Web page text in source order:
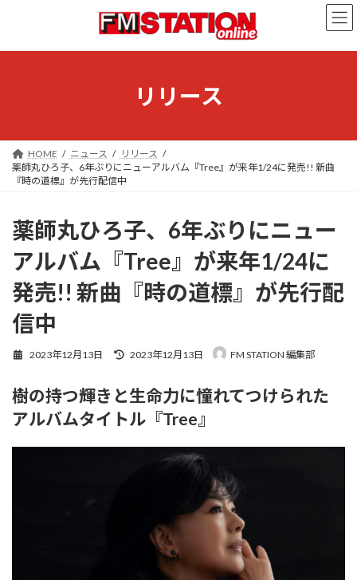
ン
ー
リリース
HOME ニュース
リリース
薬師丸ひろ子、6年ぶりにニューアルバム『Tree』が来年1/24に発売!! 新曲
『時の道標』が先行配信中
薬師丸ひろ子、6年ぶりにニュー
アルバム『Tree』が来年1/24に
発売!! 新曲『時の道標』が先行配
信中
2023年12月13日
最
新
時
2023年12月13日 FM STATION 編集部
樹の持つ輝きと生命力に憧れてつけられた
アルバムタイトル『Tree』